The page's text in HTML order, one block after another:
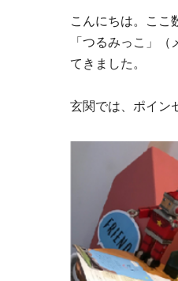
こんにちは。ここ
「つるみっこ」
てきました。
玄関では、ポイン